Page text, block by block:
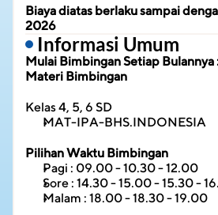
Biaya diatas berlaku sampai
2026
Informasi Umum
Mulai Bimbingan Setiap Bulannya :
Materi Bimbingan
Kelas 4, 5, 6 SD
MAT-IPA-BHS.INDONESIA
Pilihan Waktu Bimbingan
Pagi : 09.00 - 10.30 - 12.00
Sore : 14.30 - 15.00 - 15.30 -
Malam : 18.00 - 18.30 - 19.00